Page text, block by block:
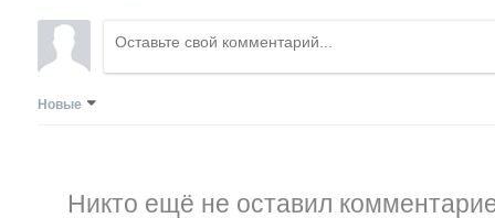
Новые
Никто ещё не оставил